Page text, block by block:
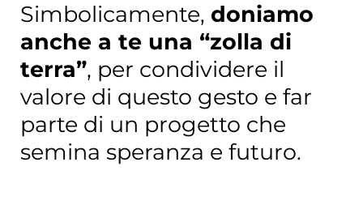
Simbolicamente, doniamo
anche a te una “zolla di
terra”, per condividere il
valore di questo gesto e far
parte di un progetto che
semina speranza e futuro.